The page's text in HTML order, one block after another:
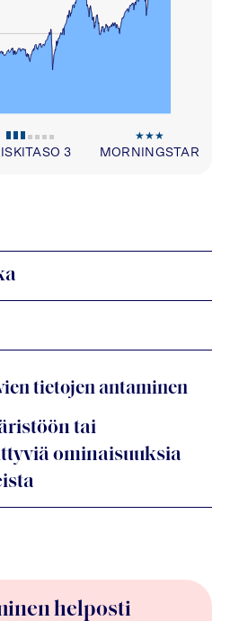
3 MORNINGSTAR
tietojen antaminen
tai
ominaisuuksia
helposti